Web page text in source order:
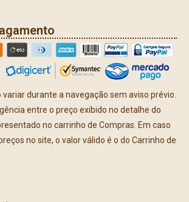
durante a navegação sem aviso prévio.
entre o preço exibido no detalhe do
no carrinho de Compras. Em caso
no site, o valor válido é o do Carrinho de